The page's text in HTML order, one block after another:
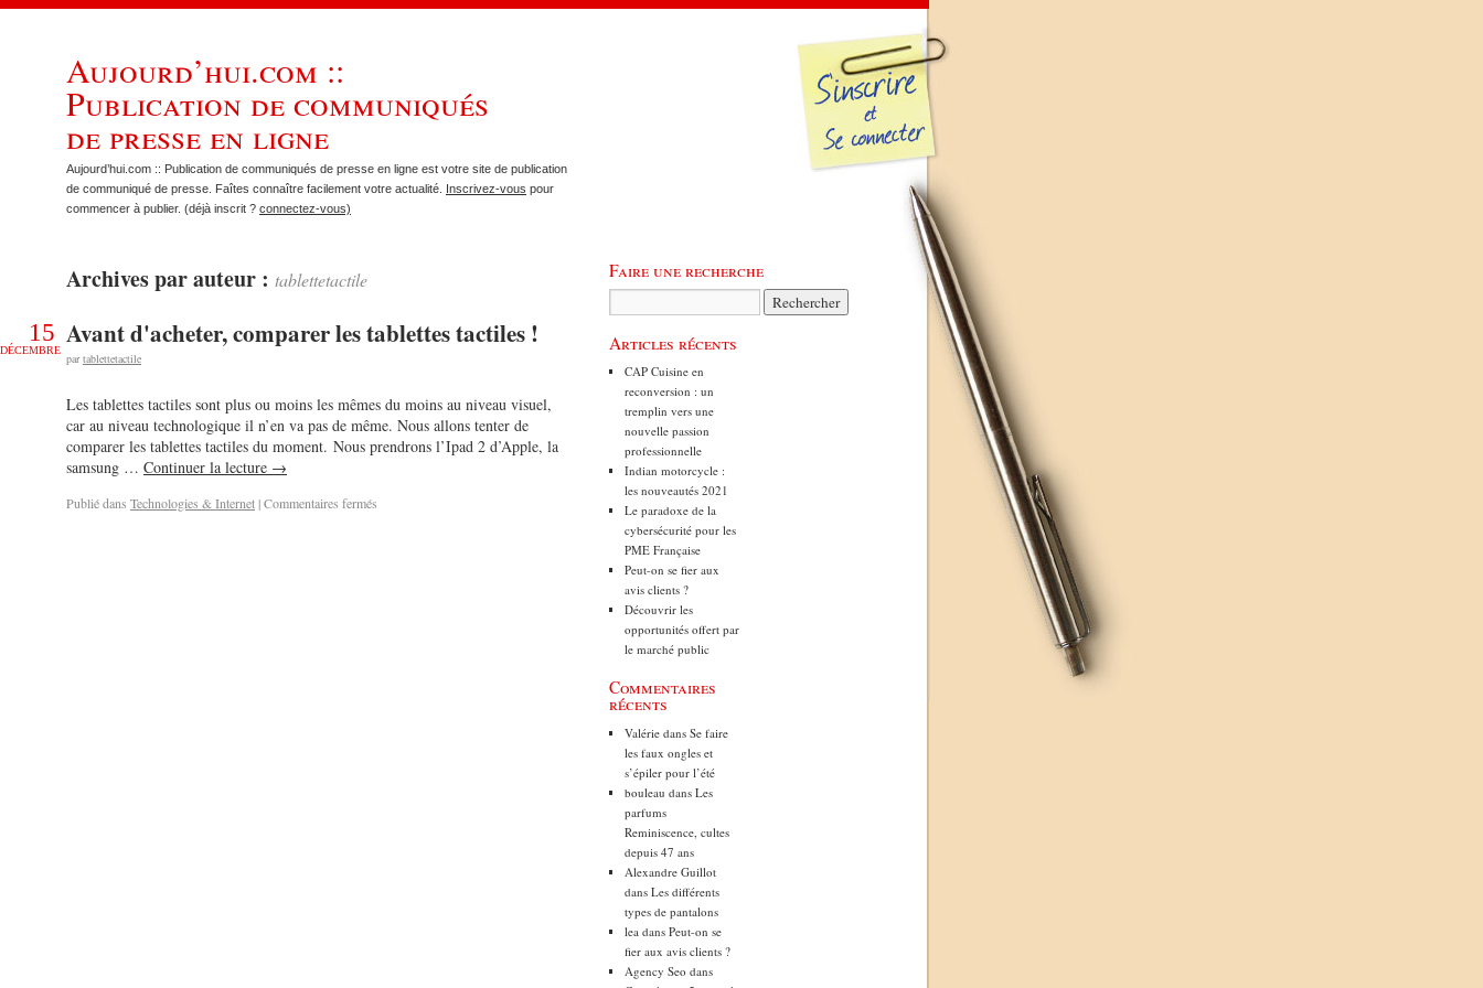
Aujourd’hui.com ::
Publication de communiqués
de presse en ligne
Aujourd’hui.com :: Publication de communiqués de presse en ligne est votre site de publication
de communiqué de presse. Faîtes connaître facilement votre actualité. Inscrivez-vous pour
commencer à publier. (déjà inscrit ? connectez-vous)
Archives par auteur : tablettetactile
15
DÉCEMBRE
Avant d'acheter, comparer les tablettes tactiles !
par tablettetactile
Les tablettes tactiles sont plus ou moins les mêmes du moins au niveau visuel,
car au niveau technologique il n’en va pas de même. Nous allons tenter de
comparer les tablettes tactiles du moment. Nous prendrons l’Ipad 2 d’Apple, la
samsung … Continuer la lecture →
Publié dans Technologies & Internet|Commentaires fermés
Faire une recherche
Articles récents
CAP Cuisine en
reconversion : un
tremplin vers une
nouvelle passion
professionnelle
Indian motorcycle :
les nouveautés 2021
Le paradoxe de la
cybersécurité pour les
PME Française
Peut-on se fier aux
avis clients ?
Découvrir les
opportunités offert par
le marché public
Commentaires
récents
Valérie dansSe faire
les faux ongles et
s’épiler pour l’été
bouleau dansLes
parfums
Reminiscence, cultes
depuis 47 ans
Alexandre Guillot
dansLes différents
types de pantalons
lea dansPeut-on se
fier aux avis clients ?
Agency Seo dans